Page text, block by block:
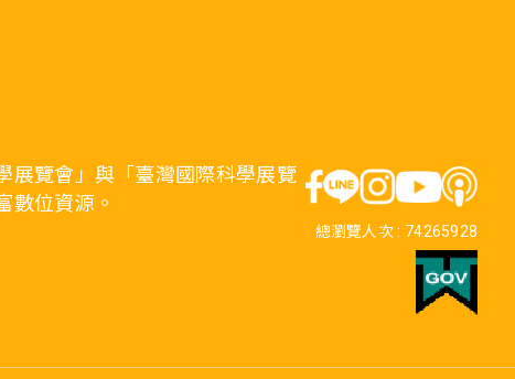
展覽會」與「臺灣國際科學展覽
數位資源。
總瀏覽人次 : 74265928